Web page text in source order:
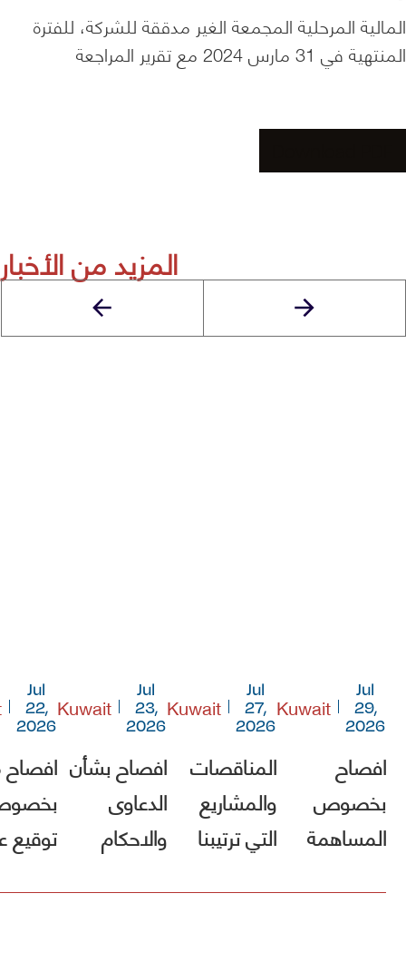
المالية المرحلية المجمعة الغير مدققة للشركة، للفترة
المنتهية في 31 مارس 2024 مع تقرير المراجعة
المزيد من الأخبار
Jul
29,
2026
Kuwait
افصاح
بخصوص
المساهمة
Jul
27,
2026
Kuwait
المناقصات
والمشاريع
التي ترتيبنا
Jul
23,
2026
Kuwait
افصاح بشأن
الدعاوى
والاحكام
Jul
22,
2026
توقيع